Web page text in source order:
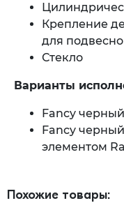
Крепление
для
Стекло
Варианты
Fancy черный
Fancy
элементом
Похожие товары: